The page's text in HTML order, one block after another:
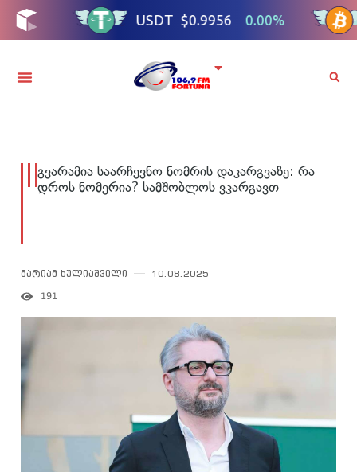
გვარამია საარჩევნო ნომრის დაკარგვაზე: რა
დროს ნომერია? სამშობლოს ვკარგავთ
მარიამ ხულიაშვილი 10.08.2025
191